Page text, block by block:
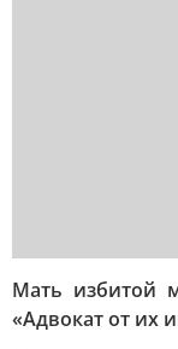
Мать избитой
«Адвокат от их